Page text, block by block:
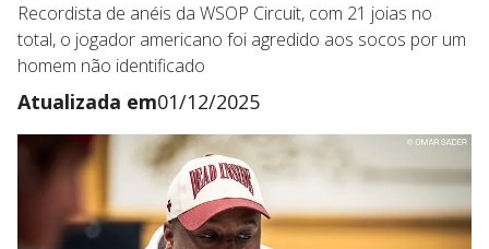
Recordista de anéis da WSOP Circuit, com 21 joias no
total, o jogador americano foi agredido aos socos por um
homem não identificado
Atualizada em01/12/2025